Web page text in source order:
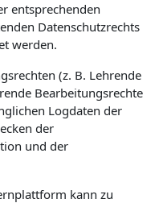
entsprechenden
Datenschutzrechts
werden.
(z. B. Lehrende
Bearbeitungsrechte
Logdaten der
der
und der
kann zu